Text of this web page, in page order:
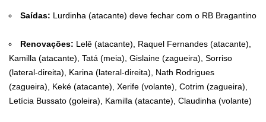
Saídas: Lurdinha (atacante) deve fechar com o RB Bragantino
Renovações: Lelê (atacante), Raquel Fernandes (atacante),
Kamilla (atacante), Tatá (meia), Gislaine (zagueira), Sorriso
(lateral-direita), Karina (lateral-direita), Nath Rodrigues
(zagueira), Keké (atacante), Xerife (volante), Cotrim (zagueira),
Letícia Bussato (goleira), Kamilla (atacante), Claudinha (volante)